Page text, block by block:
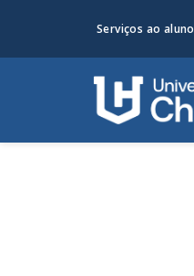
Serviços ao aluno